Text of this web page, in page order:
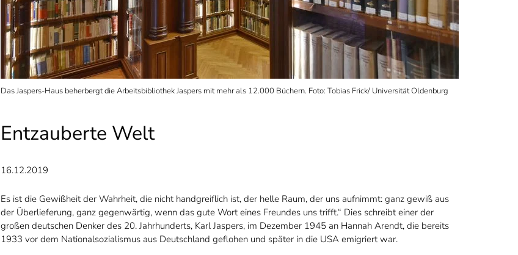
Das Jaspers-Haus beherbergt die Arbeitsbibliothek Jaspers mit mehr als 12.000 Büchern. Foto: Tobias Frick/ Universität Oldenburg
Entzauberte Welt
16.12.2019
Es ist die Gewißheit der Wahrheit, die nicht handgreiflich ist, der helle Raum, der uns aufnimmt: ganz gewiß aus
der Überlieferung, ganz gegenwärtig, wenn das gute Wort eines Freundes uns trifft.“ Dies schreibt einer der
großen deutschen Denker des 20. Jahrhunderts, Karl Jaspers, im Dezember 1945 an Hannah Arendt, die bereits
1933 vor dem Nationalsozialismus aus Deutschland geflohen und später in die USA emigriert war.